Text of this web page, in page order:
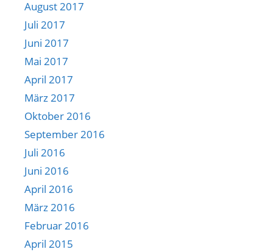
August 2017
Juli 2017
Juni 2017
Mai 2017
April 2017
März 2017
Oktober 2016
September 2016
Juli 2016
Juni 2016
April 2016
März 2016
Februar 2016
April 2015